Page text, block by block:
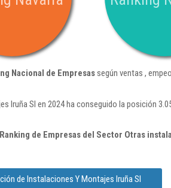
Nacional de Empresassegún ventas ,
Iruña Sl en 2024 ha conseguido la posición
Ranking de Empresas del Sector Otras
de Instalaciones Y Montajes Iruña Sl